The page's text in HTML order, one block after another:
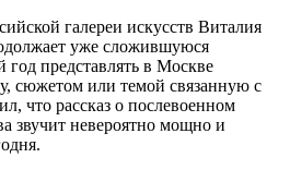
галереи искусств Виталия
уже сложившуюся
представлять в Москве
сюжетом или темой связанную с
что рассказ о послевоенном
звучит невероятно мощно и